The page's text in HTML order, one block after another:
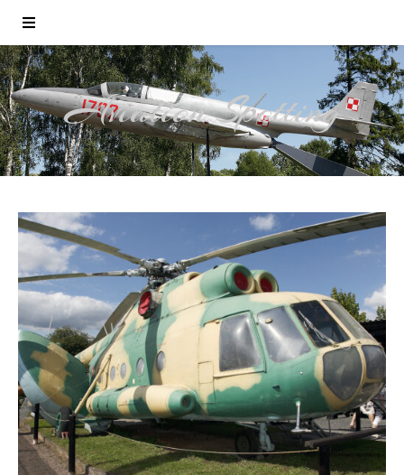
Aviation Spotting